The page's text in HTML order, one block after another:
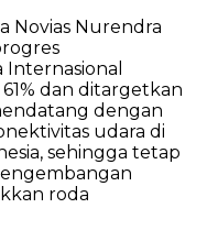
Novias Nurendra
dan ditargetkan
dengan
udara di
sehingga tetap
roda